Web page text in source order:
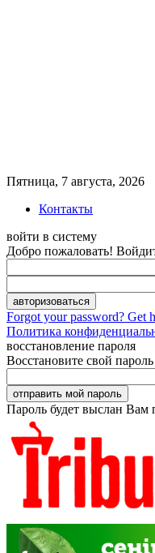
Пятница, 7 августа, 2026
Контакты
войти в систему
Добро пожаловать!
Forgot your password? Get
Политика
восстановление пароля
Восстановите свой пароль
Пароль будет выслан Вам